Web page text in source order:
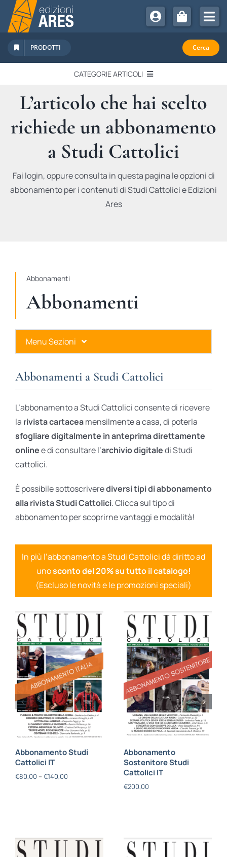
Salta
contenuto
Chi Siamo
Sostienici
Abbonamenti
Promozioni
Newsletter
PRODOTTI Cerca
CATEGORIE ARTICOLI
EDITORIALI
IN QUESTO NUMERO
RECENSIONI
L’articolo che hai scelto
richiede un abbonamento
a Studi Cattolici
Fai login, oppure consulta in questa pagina le opzioni di
abbonamento per i contenuti di Studi Cattolici e Edizioni
Ares
Abbonamenti
Abbonamenti
Menu Sezioni
Ares Gold
Ares Digital
Ares Gift Card
Abbonamenti a Studi Cattolici
L’abbonamento a Studi Cattolici consente di ricevere
la rivista cartaceamensilmente a casa, di poterla
sfogliare digitalmente in anteprima direttamente
onlinee di consultare l’archivio digitaledi Studi
cattolici.
È possibile sottoscriverediversi tipi di abbonamento
alla rivista Studi Cattolici. Clicca sul tipo di
abbonamento per scoprirne vantaggi e modalità!
In più l’abbonamento a Studi Cattolici dà diritto ad
unosconto del 20% su tutto il catalogo!
(Escluso le novità e le promozioni speciali)
Abbonamento Studi
Cattolici IT
€80,00 – €140,00
Abbonamento
Sostenitore Studi
Cattolici IT
€200,00